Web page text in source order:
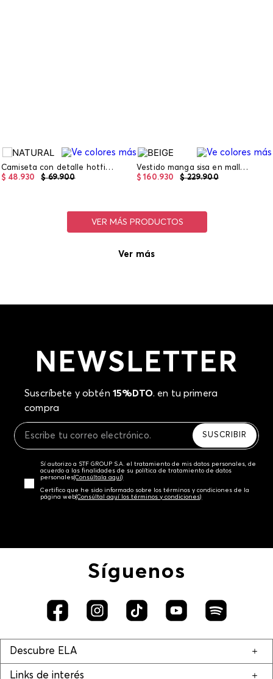
Camiseta con detalle hotfix para girl
$ 69.900
$ 48.930
Vestido manga sisa en malla largo midi con lentejuela para mujer
$ 229.900
$ 160.930
Ver más
NEWSLETTER
Suscríbete y obtén 15%DTO. en tu primera
compra
SUSCRIBIR
Sí autorizo a STF GROUP S.A. el tratamiento de mis datos personales, de
acuerdo a las finalidades de su política de tratamiento de datos
personales‎(Consúltala aquí)
Certifico que he sido informado sobre los términos y condiciones de la
página web‎(Consúltal aquí los términos y condiciones)
Síguenos
Descubre ELA
Links de interés